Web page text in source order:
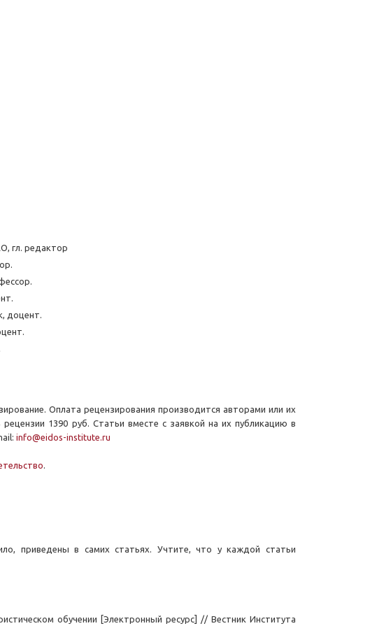
гл. редактор
доцент.
Оплата рецензирования производится авторами или их
1390 руб. Статьи вместе с заявкой на их публикацию в
info@eidos-institute.ru
.
приведены в самих статьях. Учтите, что у каждой статьи
обучении [Электронный ресурс] // Вестник Института